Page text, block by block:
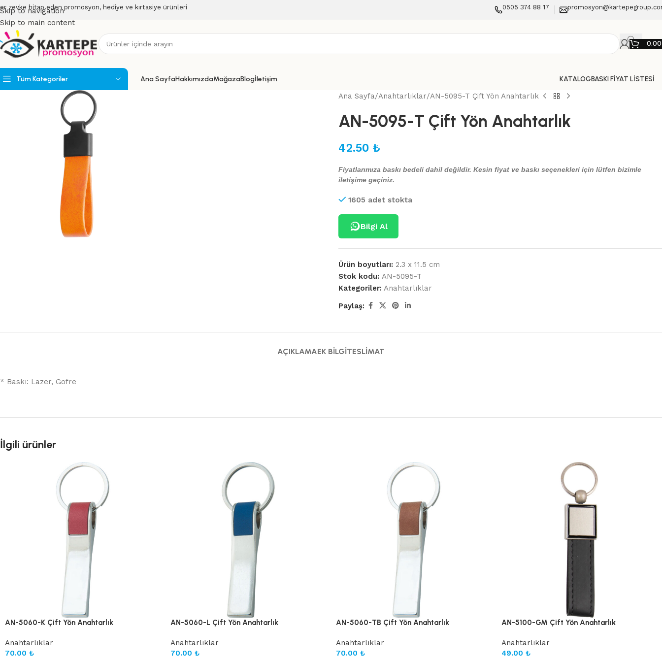
Skip to navigation
Skip to main content
zevke hitap eden promosyon, hediye ve kırtasiye ürünleri 0505 374 88 17
Tüm Kategoriler
Powerbank Organizerler
Ana SayfaHakkımızdaMağazaBlogİletişim KATALOGBASKI FİYAT LİSTESİ
Ana Sayfa Anahtarlıklar AN-5095-T Çift Yön Anahtarlık
AN-5095-T Çift Yön Anahtarlık
42.50 ₺
Fiyatlarımıza baskı bedeli dahil değildir. Kesin fiyat ve baskı seçenekleri için lütfen bizimle
iletişime geçiniz.
1605 adet stokta
Bilgi Al
Ürün boyutları: 2.3 x 11.5 cm
Stok kodu: AN-5095-T
Kategoriler: Anahtarlıklar
Paylaş:
AÇIKLAMAEK BILGITESLIMAT
* Baskı: Lazer, Gofre
İlgili ürünler
AN-5060-K Çift Yön Anahtarlık
Anahtarlıklar
70.00 ₺
AN-5060-L Çift Yön Anahtarlık
Anahtarlıklar
70.00 ₺
AN-5060-TB Çift Yön Anahtarlık
Anahtarlıklar
70.00 ₺
AN-5100-GM Çift Yön Anahtarlık
Anahtarlıklar
49.00 ₺